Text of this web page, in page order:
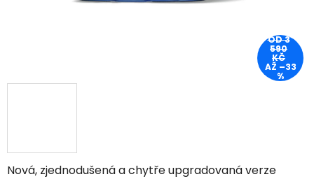
Nová, zjednodušená a chytře upgradovaná verze
OD 3
590
KČ
AŽ –33
%